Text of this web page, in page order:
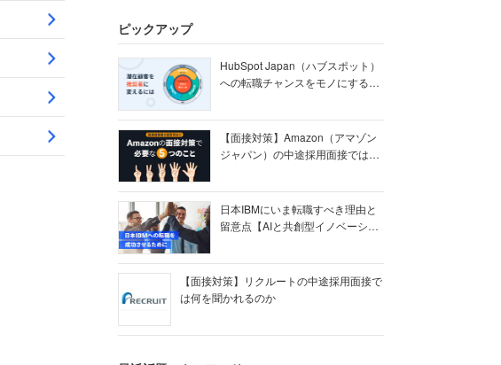
ピックアップ
HubSpot Japan（ハブスポット）
への転職チャンスをモノにする
【面接対策】Amazon（アマゾン
ジャパン）の中途採用面接では何
日本IBMにいま転職すべき理由と
留意点【AIと共創型イノベーショ
【面接対策】リクルートの中途採用面接で
は何を聞かれるのか